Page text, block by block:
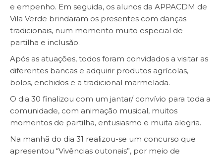
e empenho. Em seguida, os alunos da APPACDM de
Vila Verde brindaram os presentes com danças
tradicionais, num momento muito especial de
partilha e inclusão.
Após as atuações, todos foram convidados a visitar as
diferentes bancas e adquirir produtos agrícolas,
bolos, enchidos e a tradicional marmelada.
O dia 30 finalizou com um jantar/ convívio para toda a
comunidade, com animação musical, muitos
momentos de partilha, entusiasmo e muita alegria.
Na manhã do dia 31 realizou-se um concurso que
apresentou “Vivências outonais”, por meio de